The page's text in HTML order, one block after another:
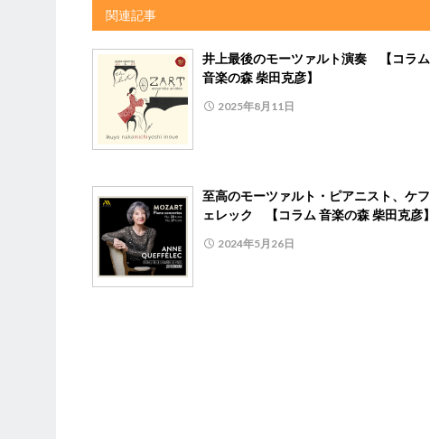
関連記事
井上最後のモーツァルト演奏 【コラム
音楽の森 柴田克彦】
2025年8月11日
至高のモーツァルト・ピアニスト、ケフ
ェレック 【コラム 音楽の森 柴田克彦】
2024年5月26日